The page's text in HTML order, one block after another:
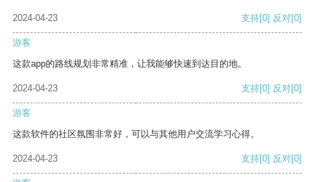
2024-04-23 支持[0] 反对[0]
游客
这款app的路线规划非常精准，让我能够快速到达目的地。
2024-04-23 支持[0] 反对[0]
游客
这款软件的社区氛围非常好，可以与其他用户交流学习心得。
2024-04-23 支持[0] 反对[0]